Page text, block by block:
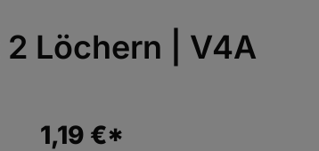
Löchern | V4A
1,19 €*